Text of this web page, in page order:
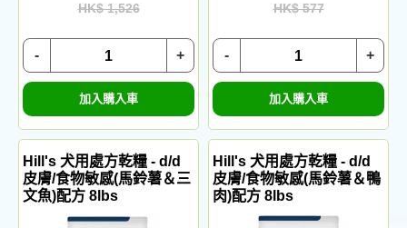
HK$ 1,526
+
-
加入購入車
HK$ 577
+
-
加入購入車
Hill's 犬用處方乾糧 - d/d
皮膚/食物敏感(馬鈴薯＆三
文魚)配方 8lbs
Hill's 犬用處方乾糧 - d/d
皮膚/食物敏感(馬鈴薯＆鴨
肉)配方 8lbs